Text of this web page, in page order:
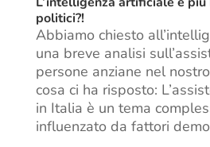
politici?!
Abbiamo chiesto
una breve analisi
persone anziane nel
cosa ci ha risposto:
in Italia è un tema
influenzato da fattori